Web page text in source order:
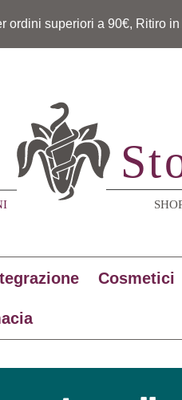
ordini superiori a 90€, Ritiro
Cosmetici